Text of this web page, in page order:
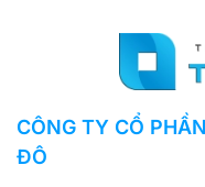
CÔNG TY CỔ
ĐÔ